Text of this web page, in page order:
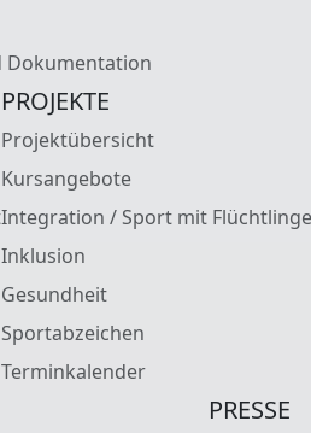
Dokumentation
PROJEKTE
Projektübersicht
Kursangebote
Integration / Sport mit
Inklusion
Gesundheit
Sportabzeichen
Terminkalender
PRESSE